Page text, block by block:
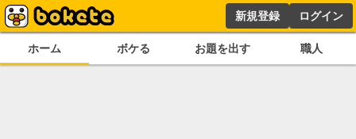
新規登録 ログイン
ホーム ボケる お題を出す 職人